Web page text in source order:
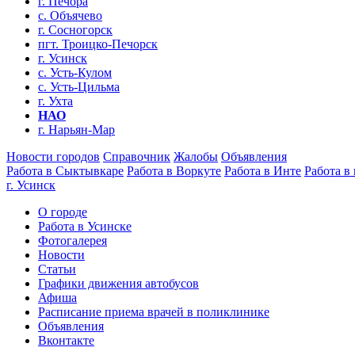
с. Объячево
г. Сосногорск
пгт. Троицко-Печорск
г. Усинск
с. Усть-Кулом
с. Усть-Цильма
г. Ухта
НАО
г. Нарьян-Мар
Новости городов Справочник Жалобы Объявления
Работа в Сыктывкаре Работа в Воркуте Работа в Инте Работа в
г. Усинск
О городе
Работа в Усинске
Фотогалерея
Новости
Статьи
Графики движения автобусов
Афиша
Расписание приема врачей в поликлинике
Объявления
Вконтакте